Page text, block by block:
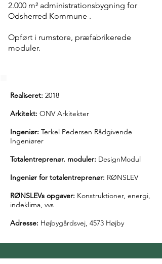
2.000 m² administrationsbygning for
Odsherred Kommune .
Opført i rumstore, præfabrikerede
moduler.
Realiseret: 2018
Arkitekt: ONV Arkitekter
Ingeniør: Terkel Pedersen Rådgivende
Ingeniører
Totalentreprenør. moduler: DesignModul
Ingeniør for totalentreprenør: RØNSLEV
RØNSLEVs opgaver: Konstruktioner, energi,
indeklima, vvs
Adresse: Højbygårdsvej, 4573 Højby